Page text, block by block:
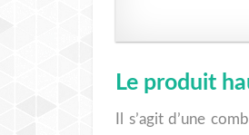
Le produit
Il s’agit d’une